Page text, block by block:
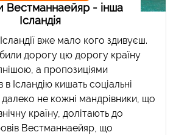
Вестманнаейяр - інша
Ісландія
вже мало кого здивуєш.
дорогу цю дорогу країну
а пропозиціями
в Ісландію кишать соціальні
не кожні мандрівники, що
країну, долітають до
Вестманнаейяр, що